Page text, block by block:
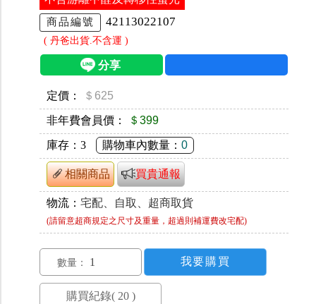
商品編號 42113022107
( 丹爸出貨.不含運 )
定價： ＄625
非年費會員價： ＄399
庫存： 3 購物車內數量： 0
相關商品 買貴通報
物流： 宅配、自取、超商取貨
(請留意超商規定之尺寸及重量，超過則補運費改宅配)
數量：